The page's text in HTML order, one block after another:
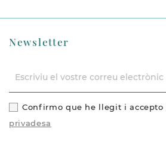
Newsletter
Confirmo que he llegit i accepto
privadesa